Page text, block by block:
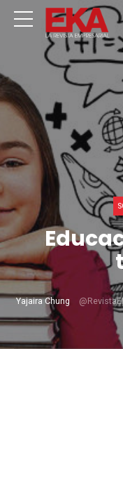
Yajaira Chung